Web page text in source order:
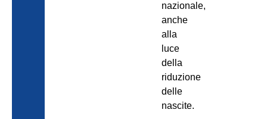
nazionale,
anche
alla
luce
della
riduzione
delle
nascite.